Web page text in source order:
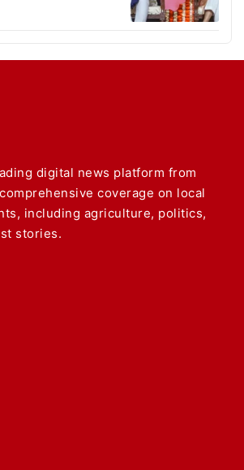
digital news platform from
coverage on local
including agriculture, politics,
stories.